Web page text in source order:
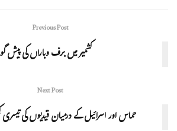
Previous Post
کشمیر میں برف وباراں کی پیش
Next Post
حماس اور اسرائیل کے درمیان قیدیوں کی تیسری